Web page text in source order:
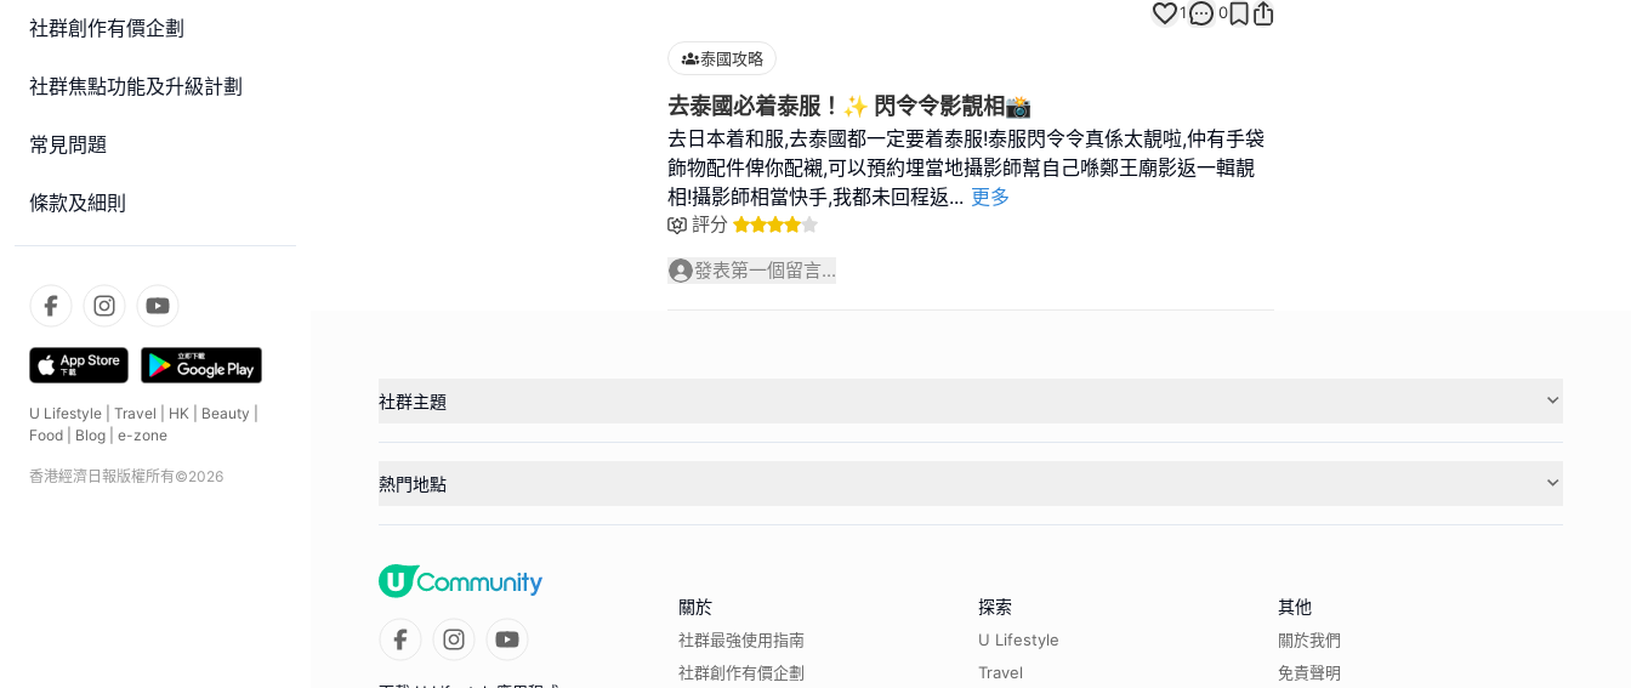
社群創作有價企劃
社群焦點功能及升級計劃
常見問題
條款及細則
U Lifestyle Travel HK Beauty
Food
Blog e-zone
香港經濟日報版權所有©2026
1 0
泰國攻略
去泰國必着泰服！✨ 閃令令影靚相📸
去日本着和服,去泰國都一定要着泰服!泰服閃令令真係太靚啦,仲有手袋
飾物配件俾你配襯,可以預約埋當地攝影師幫自己喺鄭王廟影返一輯靚
相!攝影師相當快手,我都未回程返... 更多
評分
發表第一個留言...
社群主題
熱門地點
關於
社群最強使用指南
社群創作有價企劃
探索
U Lifestyle
Travel
其他
關於我們
免責聲明